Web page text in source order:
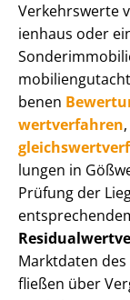
Verkehrswerte
i­en­haus oder
be­nen
wert­ver­fah­ren,
lun­gen in
Prüfung der
Marktdaten
fließen über